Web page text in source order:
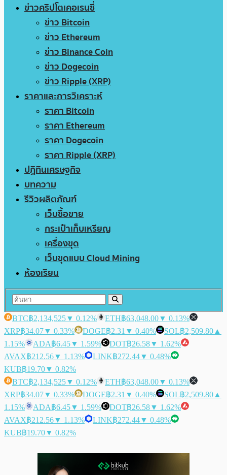
ข่าวคริปโตเคอเรนซี่
ข่าว Bitcoin
ข่าว Ethereum
ข่าว Binance Coin
ข่าว Dogecoin
ข่าว Ripple (XRP)
ราคาและการวิเคราะห์
ราคา Bitcoin
ราคา Ethereum
ราคา Dogecoin
ราคา Ripple (XRP)
ปฏิทินเศรษฐกิจ
บทความ
รีวิวผลิตภัณฑ์
เว็บซื้อขาย
กระเป๋าเก็บเหรียญ
เครื่องขุด
เว็บขุดแบบ Cloud Mining
ห้องเรียน
BTC฿2,134,525▼ 0.12% ETH฿63,048.00▼ 0.13%
XRP฿34.07▼ 0.33% DOGE฿2.31 ▼ 0.40% SOL฿2,509.80 ▲
1.15%
ADA฿6.45▼ 1.59% DOT฿26.58▼ 1.62%
AVAX฿212.56▼ 1.13% LINK฿272.44▼ 0.48%
KUB฿19.70▼ 0.82%
BTC฿2,134,525▼ 0.12% ETH฿63,048.00▼ 0.13%
XRP฿34.07▼ 0.33% DOGE฿2.31 ▼ 0.40% SOL฿2,509.80 ▲
1.15%
ADA฿6.45▼ 1.59% DOT฿26.58▼ 1.62%
AVAX฿212.56▼ 1.13% LINK฿272.44▼ 0.48%
KUB฿19.70▼ 0.82%